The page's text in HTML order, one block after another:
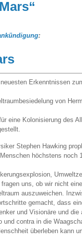
:
Erkenntnissen
von
eine Kolonisierung des
Stephen Hawking
höchstens noch
uns, ob wir nicht
auszuweichen.
gemacht, dass
und Visionäre und die
contra in die
überleben kann